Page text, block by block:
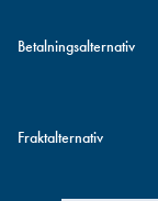
Betalningsalternativ
Fraktalternativ